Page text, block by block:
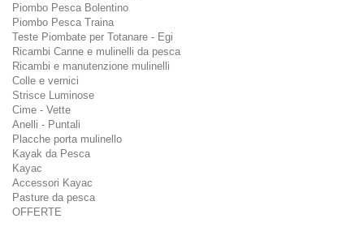
Piombo Pesca Bolentino
Piombo Pesca Traina
Teste Piombate per Totanare - Egi
Ricambi Canne e mulinelli da pesca
Ricambi e manutenzione mulinelli
Colle e vernici
Strisce Luminose
Cime - Vette
Anelli - Puntali
Placche porta mulinello
Kayak da Pesca
Kayac
Accessori Kayac
Pasture da pesca
OFFERTE